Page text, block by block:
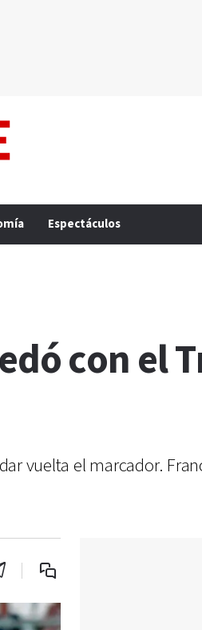
Espectáculos
con el
vuelta el marcador.